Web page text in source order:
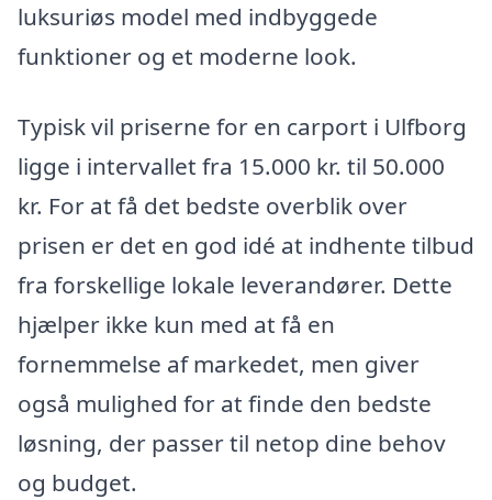
luksuriøs model med indbyggede
funktioner og et moderne look.
Typisk vil priserne for en carport i Ulfborg
ligge i intervallet fra 15.000 kr. til 50.000
kr. For at få det bedste overblik over
prisen er det en god idé at indhente tilbud
fra forskellige lokale leverandører. Dette
hjælper ikke kun med at få en
fornemmelse af markedet, men giver
også mulighed for at finde den bedste
løsning, der passer til netop dine behov
og budget.